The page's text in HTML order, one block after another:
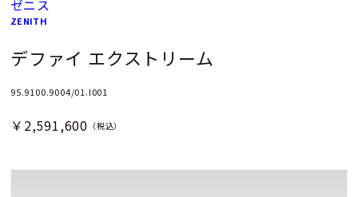
ゼニス
ZENITH
デファイ エクストリーム
95.9100.9004/01.I001
￥2,591,600 （税込）